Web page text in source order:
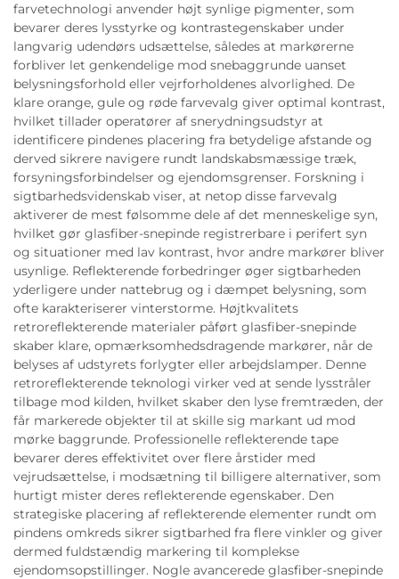
farvetechnologi anvender højt synlige pigmenter, som
bevarer deres lysstyrke og kontrastegenskaber under
langvarig udendørs udsættelse, således at markørerne
forbliver let genkendelige mod snebaggrunde uanset
belysningsforhold eller vejrforholdenes alvorlighed. De
klare orange, gule og røde farvevalg giver optimal kontrast,
hvilket tillader operatører af snerydningsudstyr at
identificere pindenes placering fra betydelige afstande og
derved sikrere navigere rundt landskabsmæssige træk,
forsyningsforbindelser og ejendomsgrenser. Forskning i
sigtbarhedsvidenskab viser, at netop disse farvevalg
aktiverer de mest følsomme dele af det menneskelige syn,
hvilket gør glasfiber-snepinde registrerbare i perifert syn
og situationer med lav kontrast, hvor andre markører bliver
usynlige. Reflekterende forbedringer øger sigtbarheden
yderligere under nattebrug og i dæmpet belysning, som
ofte karakteriserer vinterstorme. Højtkvalitets
retroreflekterende materialer påført glasfiber-snepinde
skaber klare, opmærksomhedsdragende markører, når de
belyses af udstyrets forlygter eller arbejdslamper. Denne
retroreflekterende teknologi virker ved at sende lysstråler
tilbage mod kilden, hvilket skaber den lyse fremtræden, der
får markerede objekter til at skille sig markant ud mod
mørke baggrunde. Professionelle reflekterende tape
bevarer deres effektivitet over flere årstider med
vejrudsættelse, i modsætning til billigere alternativer, som
hurtigt mister deres reflekterende egenskaber. Den
strategiske placering af reflekterende elementer rundt om
pindens omkreds sikrer sigtbarhed fra flere vinkler og giver
dermed fuldstændig markering til komplekse
ejendomsopstillinger. Nogle avancerede glasfiber-snepinde